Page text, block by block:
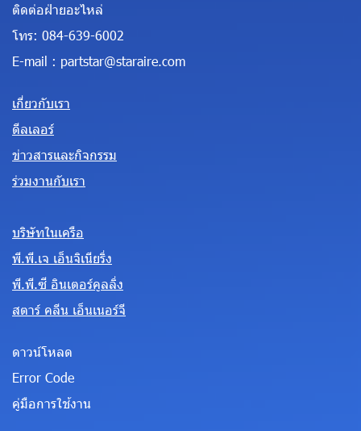
ติดต่อฝ่ายอะไหล่
โทร: 084-639-6002
E-mail : partstar@staraire.com
เกี่ยวกับเรา
ดีลเลอร์
ข่าวสารและกิจกรรม
ร่วมงานกับเรา
บริษัทในเครือ
พี.พี.เจ เอ็นจิเนียริ่ง
พี.พี.ซี อินเตอร์คูลลิ่ง
สตาร์ คลีน เอ็นเนอร์จี
ดาวน์โหลด
Error Code
คู่มือการใช้งาน